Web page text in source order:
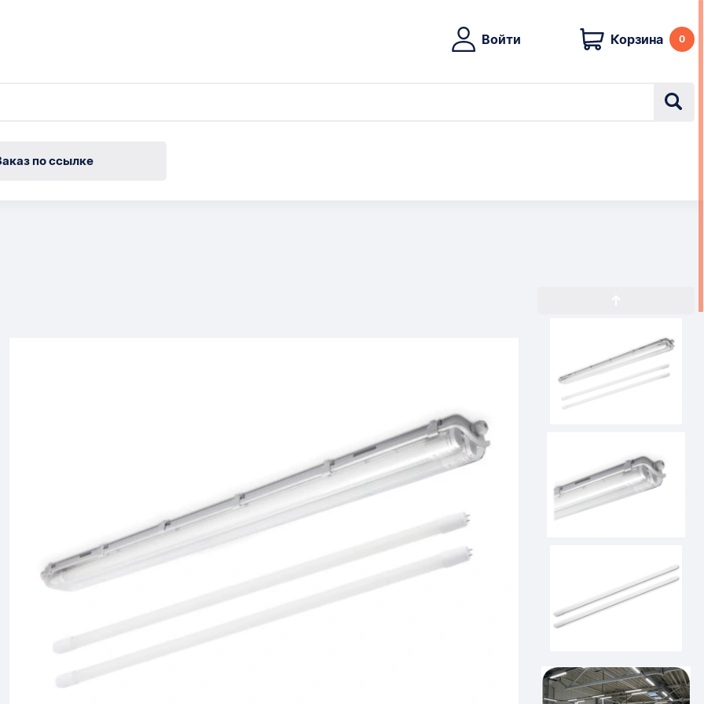
Войти Корзина 0
по ссылке